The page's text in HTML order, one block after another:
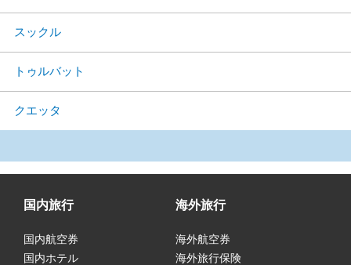
スックル
トゥルバット
クエッタ
国内旅行
国内航空券
国内ホテル
海外旅行
海外航空券
海外旅行保険